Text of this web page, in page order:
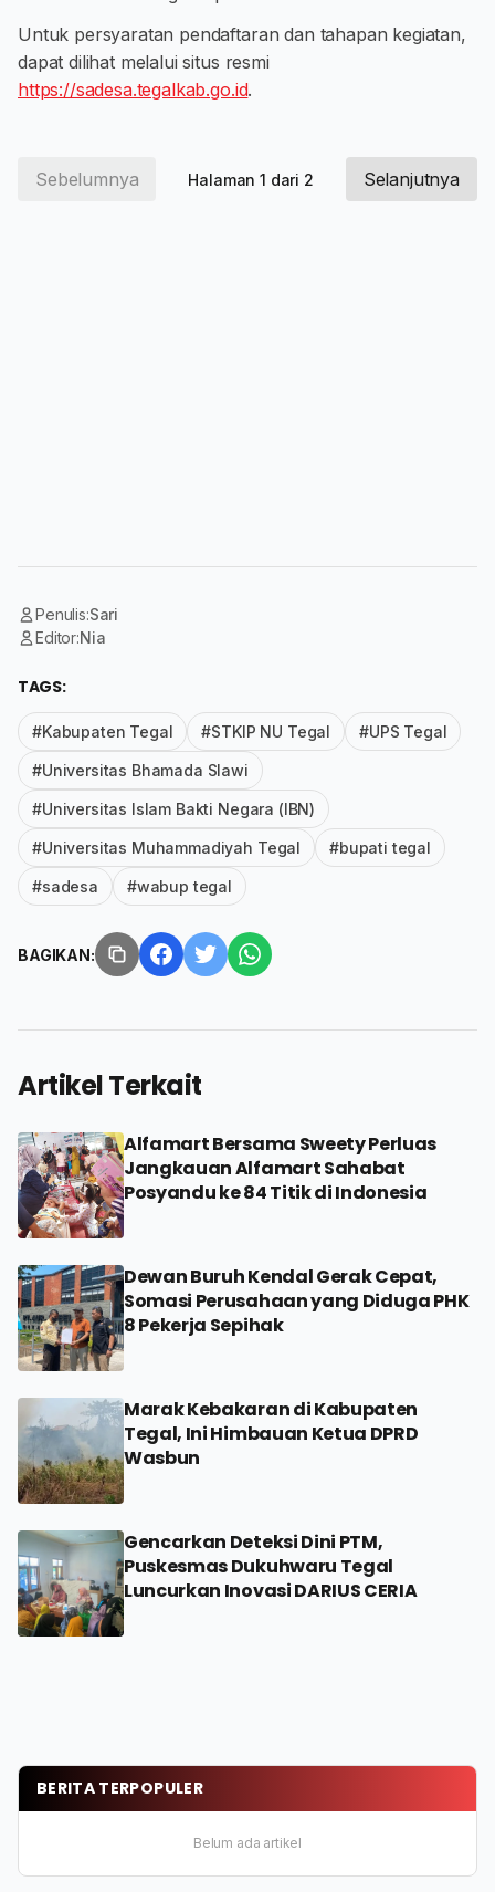
Untuk persyaratan pendaftaran dan tahapan kegiatan,
dapat dilihat melalui situs resmi
https://sadesa.tegalkab.go.id.
Sebelumnya Halaman 1 dari 2 Selanjutnya
Penulis:Sari
Editor:Nia
TAGS:
#Kabupaten Tegal #STKIP NU Tegal #UPS Tegal
#Universitas Bhamada Slawi
#Universitas Islam Bakti Negara (IBN)
#Universitas Muhammadiyah Tegal #bupati tegal
#sadesa #wabup tegal
BAGIKAN:
Artikel Terkait
Alfamart Bersama Sweety Perluas
Jangkauan Alfamart Sahabat
Posyandu ke 84 Titik di Indonesia
Dewan Buruh Kendal Gerak Cepat,
Somasi Perusahaan yang Diduga PHK
8 Pekerja Sepihak
Marak Kebakaran di Kabupaten
Tegal, Ini Himbauan Ketua DPRD
Wasbun
Gencarkan Deteksi Dini PTM,
Puskesmas Dukuhwaru Tegal
Luncurkan Inovasi DARIUS CERIA
BERITA TERPOPULER
Belum ada artikel